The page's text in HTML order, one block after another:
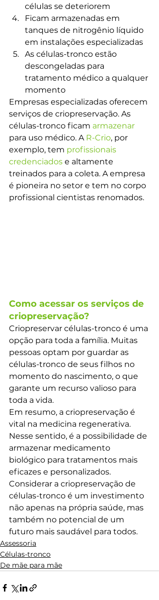
células se deteriorem
Ficam armazenadas em
tanques de nitrogênio líquido
em instalações especializadas
As células-tronco estão
descongeladas para
tratamento médico a qualquer
momento
Empresas especializadas oferecem
serviços de criopreservação. As
células-tronco ficam armazenar
para uso médico. A R-Crio, por
exemplo, tem profissionais
credenciados e altamente
treinados para a coleta. A empresa
é pioneira no setor e tem no corpo
profissional cientistas renomados.
Como acessar os serviços de
criopreservação?
Criopreservar células-tronco é uma
opção para toda a família. Muitas
pessoas optam por guardar as
células-tronco de seus filhos no
momento do nascimento, o que
garante um recurso valioso para
toda a vida.
Em resumo, a criopreservação é
vital na medicina regenerativa.
Nesse sentido, é a possibilidade de
armazenar medicamento
biológico para tratamentos mais
eficazes e personalizados.
Considerar a criopreservação de
células-tronco é um investimento
não apenas na própria saúde, mas
também no potencial de um
futuro mais saudável para todos.
Assessoria
Células-tronco
De mãe para mãe